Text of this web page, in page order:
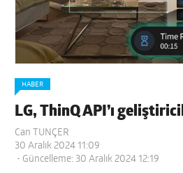
HABER
LG, ThinQ API’ı
Can TUNÇER
30 Aralık 2024 11:09
- Güncelleme: 30 Aralık 2024 12:19